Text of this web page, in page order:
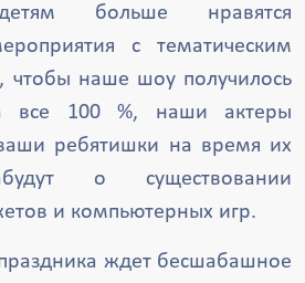
больше нравятся
с тематическим
чтобы наше шоу получилось
все 100 %, наши актеры
ребятишки на время их
о существовании
и компьютерных игр.
ждет бесшабашное